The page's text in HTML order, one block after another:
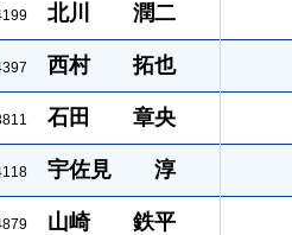
北川 潤二
西村 拓也
石田 章央
宇佐見 淳
山崎 鉄平